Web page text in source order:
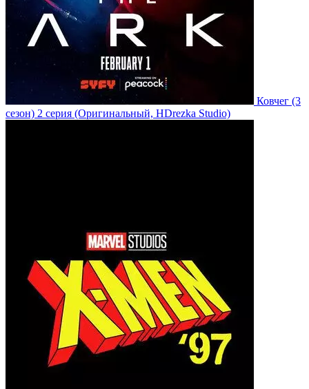
Ковчег (3
сезон) 2 серия (Оригинальный, HDrezka Studio)